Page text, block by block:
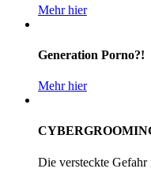
Mehr hier
Generation Porno?!
Mehr hier
Die versteckte Gefahr